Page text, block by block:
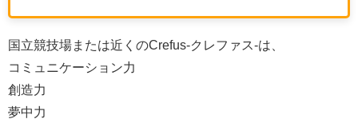
国立競技場または近くのCrefus-クレファス-は、
コミュニケーション力
創造力
夢中力